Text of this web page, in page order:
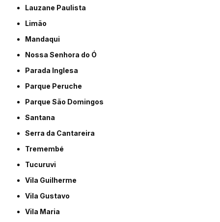
Lauzane Paulista
Limão
Mandaqui
Nossa Senhora do Ó
Parada Inglesa
Parque Peruche
Parque São Domingos
Santana
Serra da Cantareira
Tremembé
Tucuruvi
Vila Guilherme
Vila Gustavo
Vila Maria